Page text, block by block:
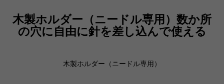
木製ホルダー（ニードル専用）数か所
の穴に自由に針を差し込んで使える
木製ホルダー（ニードル専用）